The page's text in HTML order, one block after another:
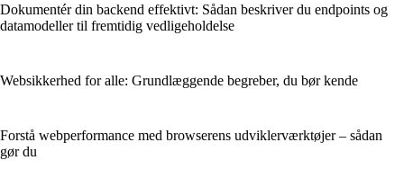
Dokumentér din backend effektivt: Sådan beskriver du endpoints og
datamodeller til fremtidig vedligeholdelse
Websikkerhed for alle: Grundlæggende begreber, du bør kende
Forstå webperformance med browserens udviklerværktøjer – sådan
gør du